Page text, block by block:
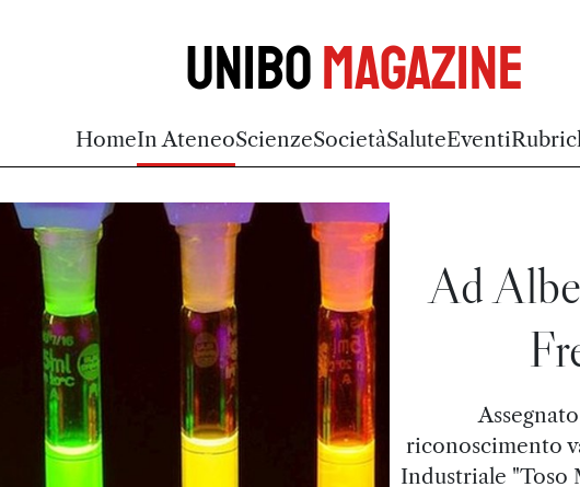
UniboMagazine
HomeIn AteneoScienzeSocietàSaluteEventi
Ad
riconoscimento
Industriale